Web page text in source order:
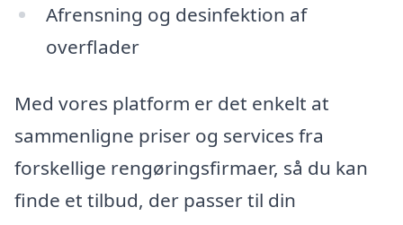
Afrensning og desinfektion af
overflader
Med vores platform er det enkelt at
sammenligne priser og services fra
forskellige rengøringsfirmaer, så du kan
finde et tilbud, der passer til din